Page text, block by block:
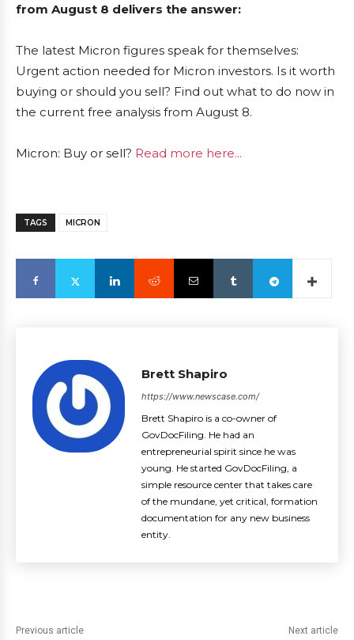
from August 8 delivers the answer:
The latest Micron figures speak for themselves:
Urgent action needed for Micron investors. Is it worth
buying or should you sell? Find out what to do now in
the current free analysis from August 8.
Micron: Buy or sell? Read more here...
TAGS MICRON
Brett Shapiro
https://www.newscase.com/
Brett Shapiro is a co-owner of
GovDocFiling. He had an
entrepreneurial spirit since he was
young. He started GovDocFiling, a
simple resource center that takes care
of the mundane, yet critical, formation
documentation for any new business
entity.
Previous article Next article